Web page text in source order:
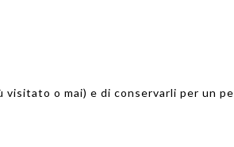
o mai) e di conservarli per un